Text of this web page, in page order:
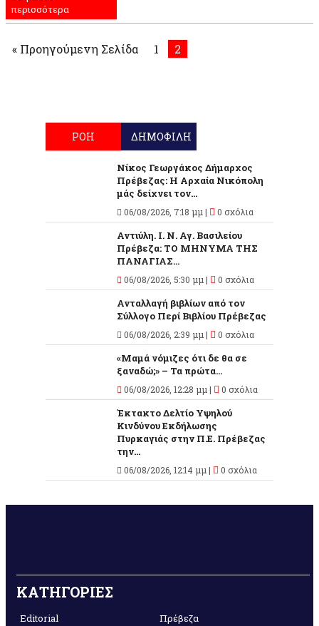
περισσότερα
« Προηγούμενη Σελίδα 1 2
ΡΟΗ ΔΗΜΟΦΙΛΗ
Νίκος Γεωργάκος Δήμαρχος
Πρέβεζας: Η Αρχαία Νικόπολη
μάς δείχνει τον...
06/08/2026, 7:18 μμ | 0 σχόλια
Αντιύλη. Ι. Ν. Αγ. Βασιλείου
Πρέβεζα: ΤΟ ΜΗΝΥΜΑ ΤΗΣ
ΠΑΝΑΓΙΑΣ...
06/08/2026, 5:30 μμ | 0 σχόλια
Ανταλλαγή βιβλίων από τον
Σύλλογο Περί Βιβλίου Πρέβεζας
06/08/2026, 2:39 μμ | 0 σχόλια
«Μαμά νόμιζες ότι δε θα σε
ξαναδώ;» – Τα πρώτα...
06/08/2026, 12:28 μμ | 0 σχόλια
Έκτακτο Δελτίο Υψηλού
Κινδύνου Εκδήλωσης
Πυρκαγιάς στην Π.Ε. Πρέβεζας
την...
06/08/2026, 12:14 μμ | 0 σχόλια
ΚΑΤΗΓΟΡΙΕΣ
Editorial
Πρέβεζα